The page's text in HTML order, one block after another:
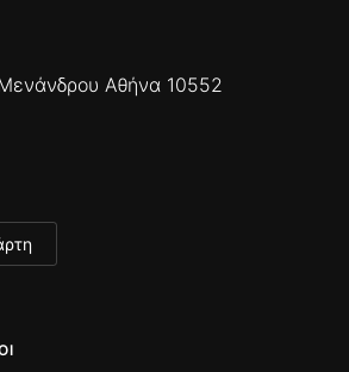
Αθήνα 10552